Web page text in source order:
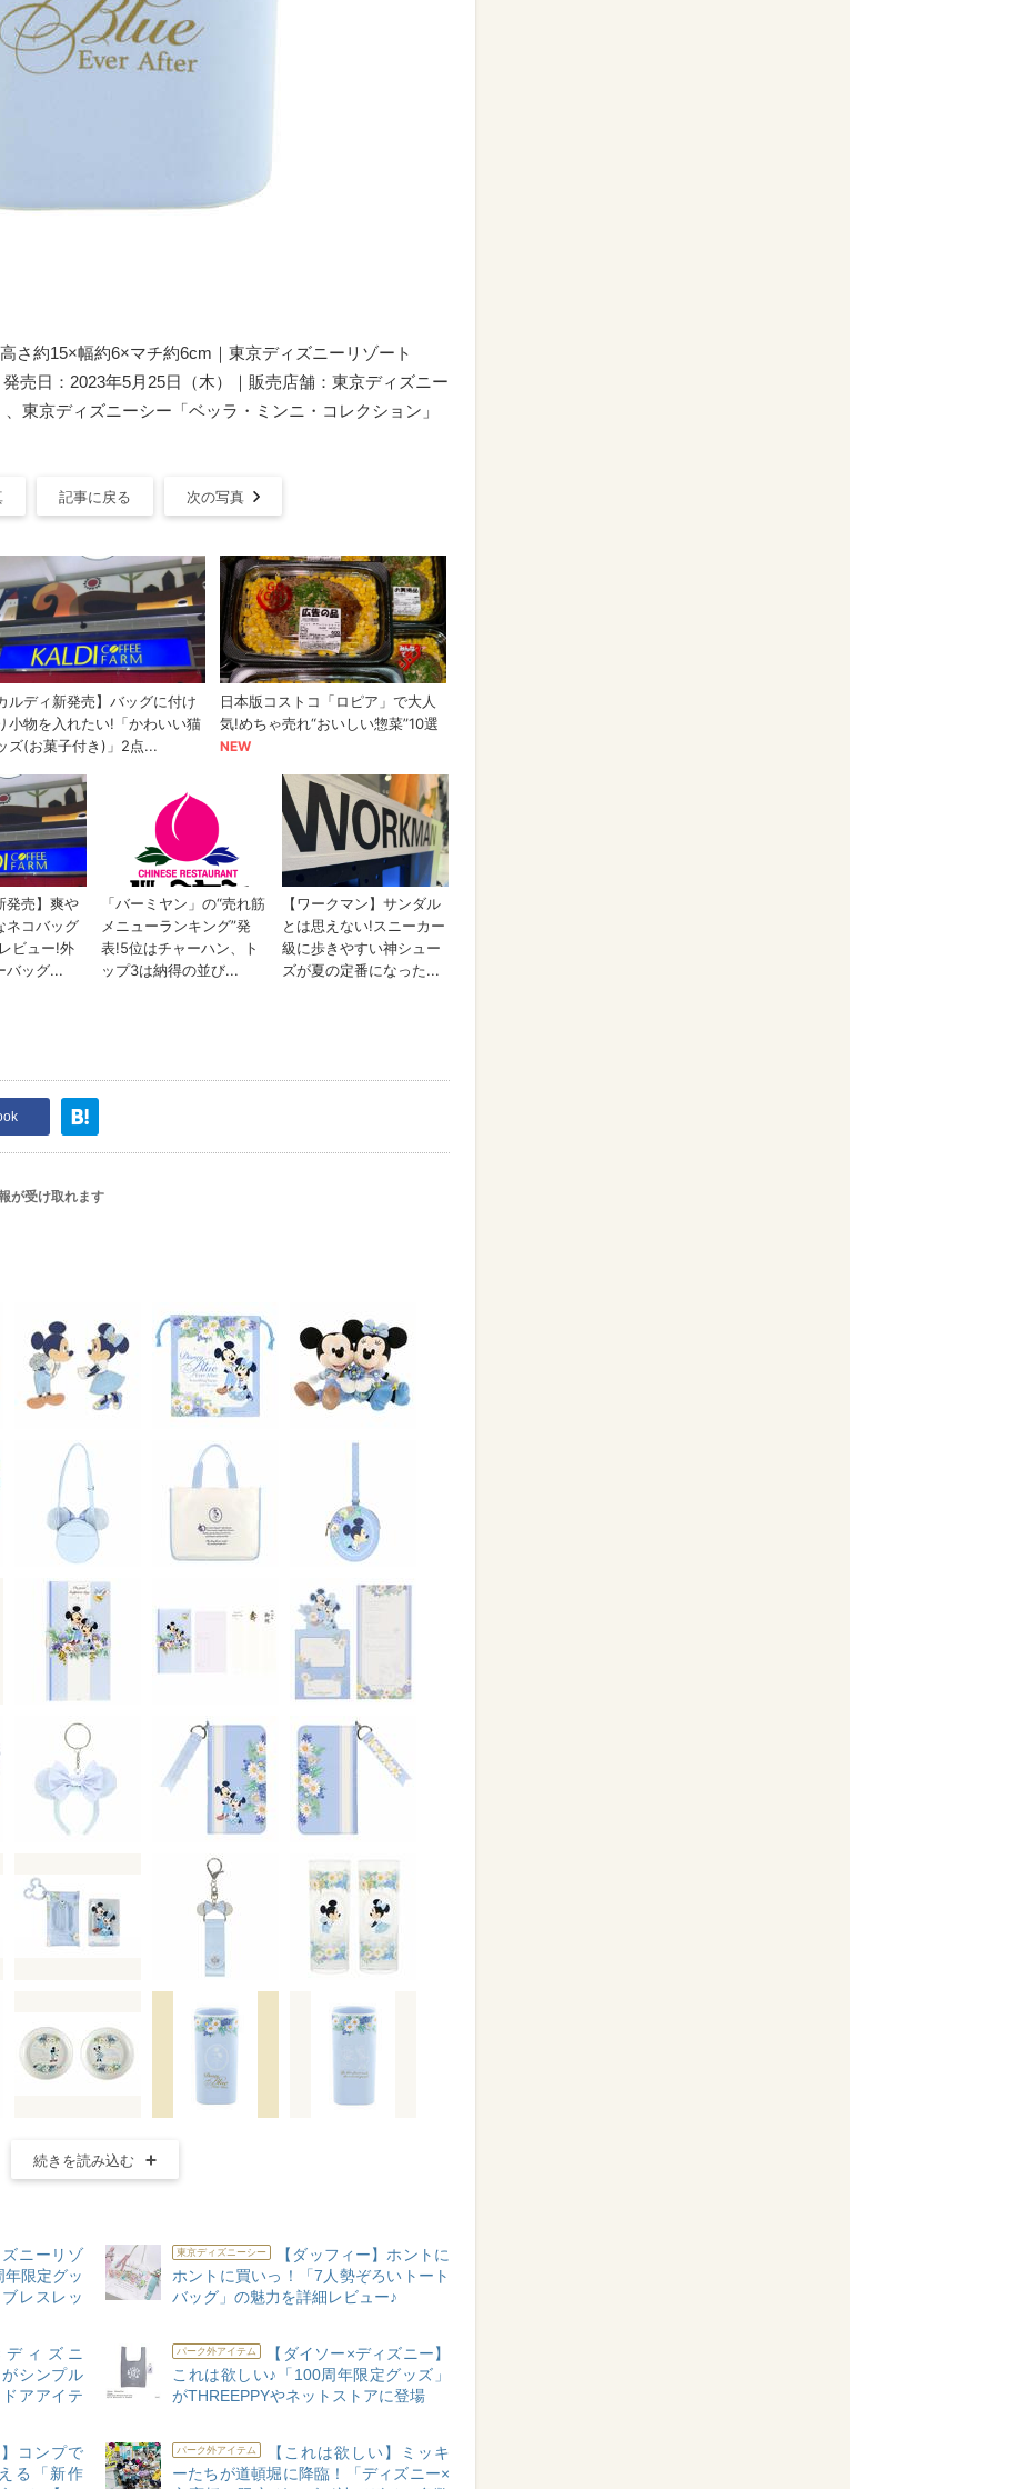
さ約15×幅約6×マチ約6cm｜東京ディズニーリゾート
発売日：2023年5月25日（木）｜販売店舗：東京ディズニー
東京ディズニーシー「ベッラ・ミンニ・コレクション」
記事に戻る 次の写真
が受け取れます
続きを読み込む
ズニーリゾ
年限定グッ
レスレッ
東京ディズニーシー
【ダッフィー】ホントに
ホントに買いっ！「7人勢ぞろいトート
バッグ」の魅力を詳細レビュー♪
ディズニ
シンプル
アアイテ
パーク外アイテム
【ダイソー×ディズニー】
これは欲しい♪「100周年限定グッズ」
がTHREEPPYやネットストアに登場
コンプで
る「新作
パーク外アイテム
【これは欲しい】ミッキ
ーたちが道頓堀に降臨！「ディズニー×